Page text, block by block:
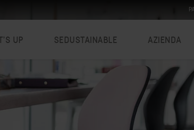
UP SEDUSTAINABLE AZIENDA